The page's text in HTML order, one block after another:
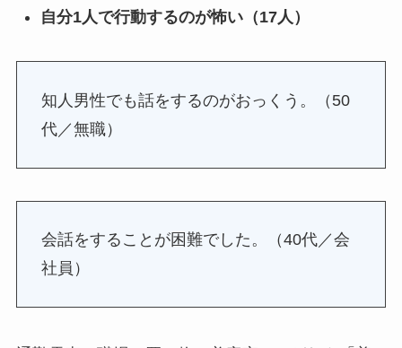
自分1人で行動するのが怖い（17人）
知人男性でも話をするのがおっくう。（50
代／無職）
会話をすることが困難でした。（40代／会
社員）